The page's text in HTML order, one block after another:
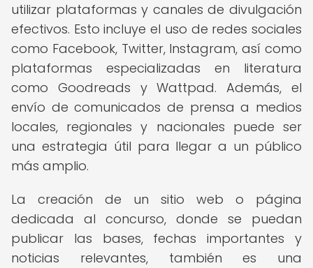
utilizar plataformas y canales de divulgación
efectivos. Esto incluye el uso de redes sociales
como Facebook, Twitter, Instagram, así como
plataformas especializadas en literatura
como Goodreads y Wattpad. Además, el
envío de comunicados de prensa a medios
locales, regionales y nacionales puede ser
una estrategia útil para llegar a un público
más amplio.
La creación de un sitio web o página
dedicada al concurso, donde se puedan
publicar las bases, fechas importantes y
noticias relevantes, también es una